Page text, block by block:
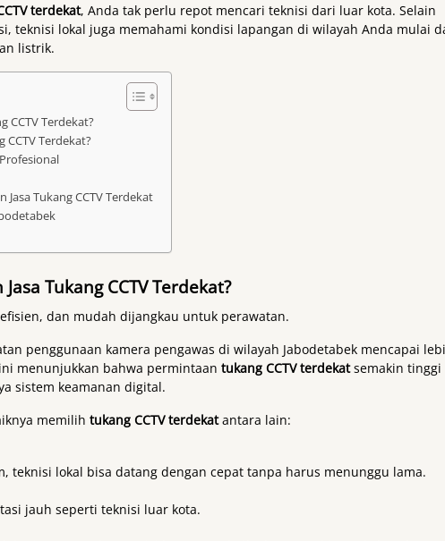
terdekat, Anda tak perlu repot mencari teknisi dari luar kota. Selain
teknisi lokal juga memahami kondisi lapangan di wilayah Anda mulai
listrik.
CCTV Terdekat?
CCTV Terdekat?
Tukang CCTV Terdekat
Tukang CCTV Terdekat?
dan mudah dijangkau untuk perawatan.
penggunaan kamera pengawas di wilayah Jabodetabek mencapai
menunjukkan bahwa permintaan tukang CCTV terdekatsemakin tinggi
sistem keamanan digital.
memilih tukang CCTV terdekatantara lain:
teknisi lokal bisa datang dengan cepat tanpa harus menunggu lama.
jauh seperti teknisi luar kota.